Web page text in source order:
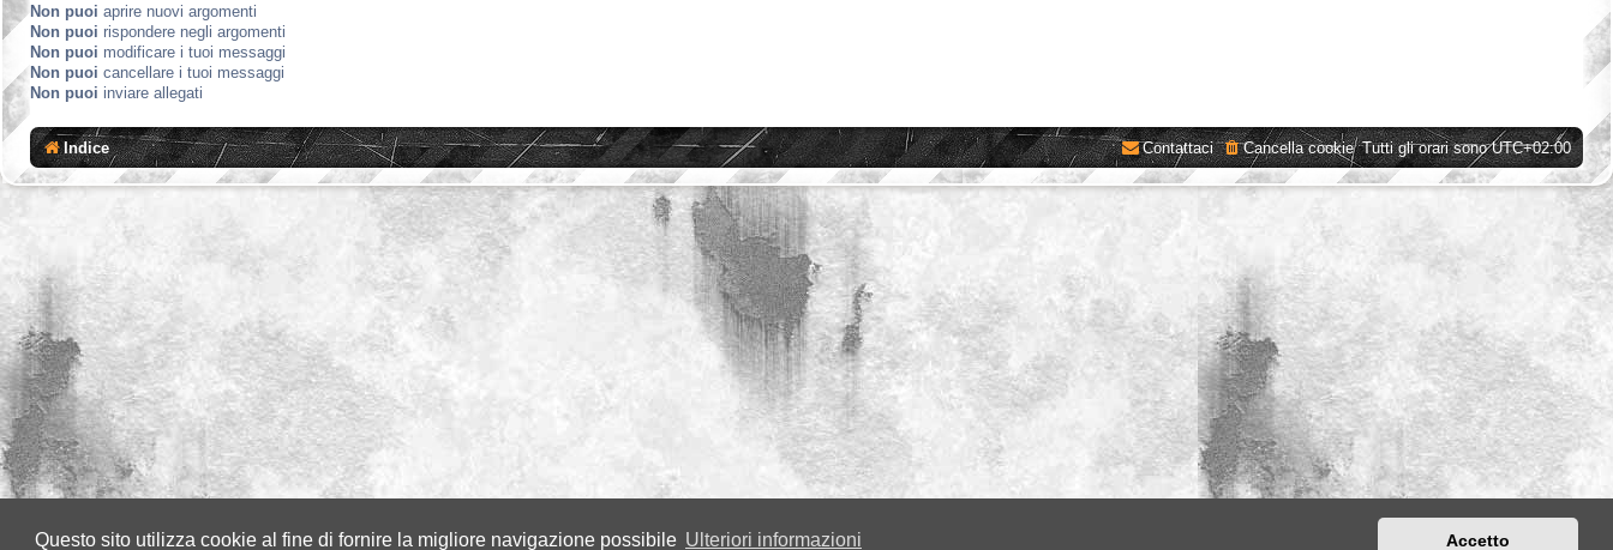
Questo sito utilizza cookie al fine di fornire la migliore navigazione possibile Ulteriori informazioni Accetto
Non puoi aprire nuovi argomenti
Non puoi rispondere negli argomenti
Non puoi modificare i tuoi messaggi
Non puoi cancellare i tuoi messaggi
Non puoi inviare allegati
Indice Tutti gli orari sonoUTC+02:00
Cancella cookie
Contattaci